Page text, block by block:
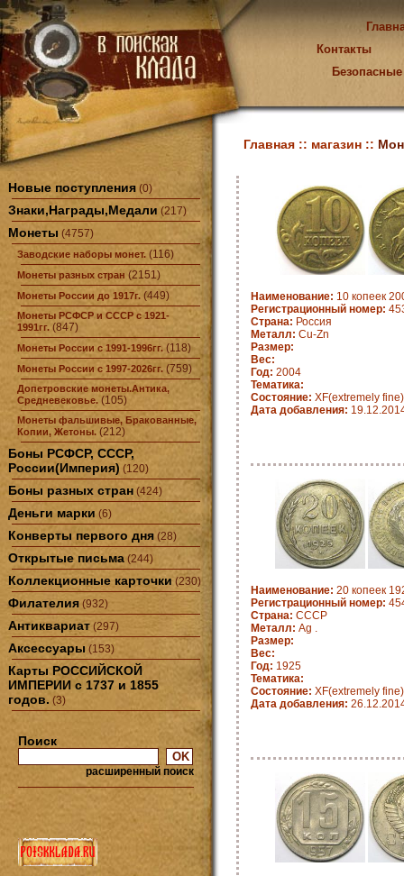
Контакты
Новые поступления (0)
Знаки,Награды,Медали (217)
Монеты (4757)
Заводские наборы монет. (116)
Монеты разных стран (2151)
Монеты России до 1917г. (449)
Монеты РСФСР и СССР с 1921-
1991гг. (847)
Монеты России с 1991-1996гг. (118)
Монеты России с 1997-2026гг. (759)
Допетровские монеты.Антика,
Средневековье. (105)
Монеты фальшивые, Бракованные,
Копии, Жетоны. (212)
Боны РСФСР, СССР,
России(Империя) (120)
Боны разных стран (424)
Деньги марки (6)
Конверты первого дня (28)
Открытые письма (244)
Коллекционные карточки(230)
Филателия (932)
Антиквариат (297)
Аксессуары (153)
Карты РОССИЙСКОЙ
ИМПЕРИИ с 1737 и 1855
годов. (3)
Поиск
расширенный поиск
Главная :: магазин ::
Наименование: 10 копеек
Регистрационный номер:
Страна: Россия
Металл: Cu-Zn
Размер:
Вес:
Год: 2004
Тематика:
Состояние: XF(extremely fine)
Дата добавления:
Наименование: 20 копеек
Регистрационный номер:
Страна: СССР
Металл: Ag .
Размер:
Вес:
Год: 1925
Тематика:
Состояние: XF(extremely fine)
Дата добавления: